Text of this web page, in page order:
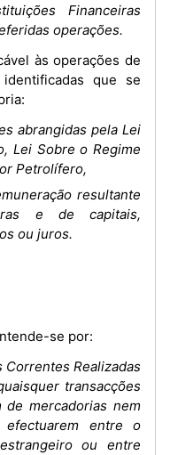
Financeiras
operações.
que se
abrangidas pela Lei
Lei Sobre o Regime
Petrolífero,
resultante
e de capitais,
ou juros.
se por:
Correntes Realizadas
transacções
mercadorias nem
entre o
ou entre